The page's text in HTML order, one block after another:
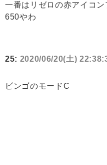
一番はリゼロの赤アイコ
650やわ
25: 2020/06/20(土)
ビンゴのモードC